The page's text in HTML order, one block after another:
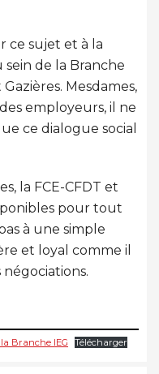
ce sujet et à la
de la Branche
Mesdames,
employeurs, il ne
ce dialogue social
la FCE-CFDT et
pour tout
à une simple
et loyal comme il
Branche IEG Télécharger